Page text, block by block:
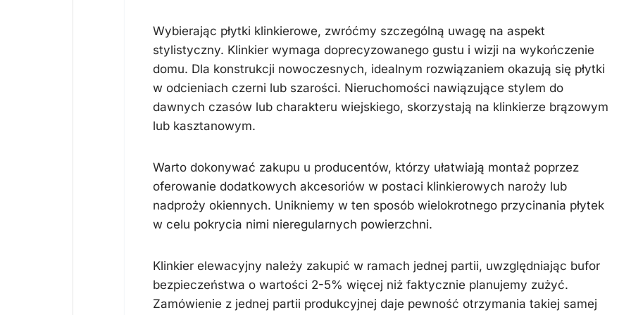
Wybierając płytki klinkierowe, zwróćmy szczególną uwagę na aspekt
stylistyczny. Klinkier wymaga doprecyzowanego gustu i wizji na wykończenie
domu. Dla konstrukcji nowoczesnych, idealnym rozwiązaniem okazują się płytki
w odcieniach czerni lub szarości. Nieruchomości nawiązujące stylem do
dawnych czasów lub charakteru wiejskiego, skorzystają na klinkierze brązowym
lub kasztanowym.
Warto dokonywać zakupu u producentów, którzy ułatwiają montaż poprzez
oferowanie dodatkowych akcesoriów w postaci klinkierowych naroży lub
nadproży okiennych. Unikniemy w ten sposób wielokrotnego przycinania płytek
w celu pokrycia nimi nieregularnych powierzchni.
Klinkier elewacyjny należy zakupić w ramach jednej partii, uwzględniając bufor
bezpieczeństwa o wartości 2-5% więcej niż faktycznie planujemy zużyć.
Zamówienie z jednej partii produkcyjnej daje pewność otrzymania takiej samej